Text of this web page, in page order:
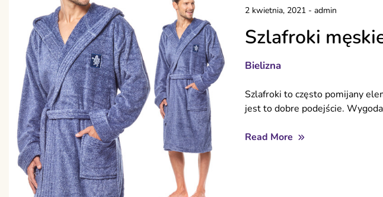
2 kwietnia, 2021- admin
Szlafroki
Bielizna
Szlafroki to często pomijany
jest to dobre podejście.
Read More